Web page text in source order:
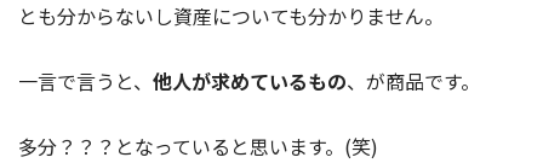
とも分からないし資産についても分かりません。
一言で言うと、 他人が求めているもの、が商品です。
多分？？？となっていると思います。(笑)